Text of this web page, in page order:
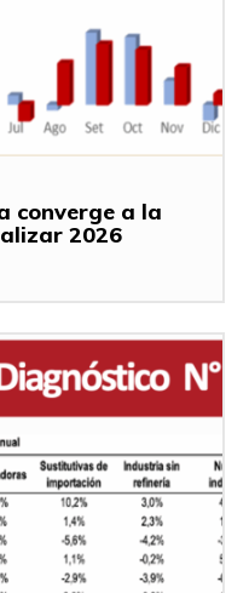
converge a la
2026